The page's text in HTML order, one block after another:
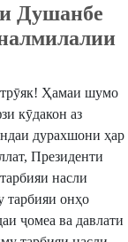
Душанбе
​Ҳамаи шумо
кӯдакон аз
дурахшони ҳар
Президенти
насли
тарбияи онҳо
ҷомеа ва давлати